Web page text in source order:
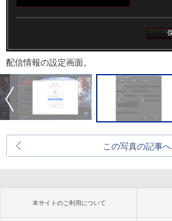
配信情報の設定画面。
この写真の記事へ
本サイトのご利用について